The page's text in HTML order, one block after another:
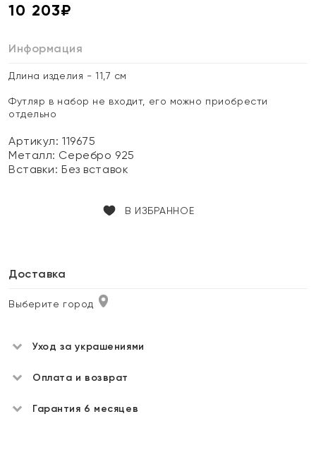
10 203₽
Информация
Длина изделия - 11,7 см
Футляр в набор не входит, его можно приобрести
отдельно
Артикул: 119675
Металл: Серебро 925
Вставки:Без вставок
В ИЗБРАННОЕ
Доставка
Выберите город
Уход за украшениями
Оплата и возврат
Гарантия 6 месяцев